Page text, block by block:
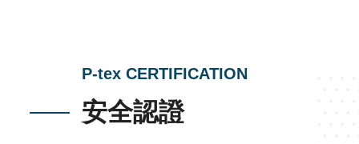
P-tex CERTIFICATION
安全認證